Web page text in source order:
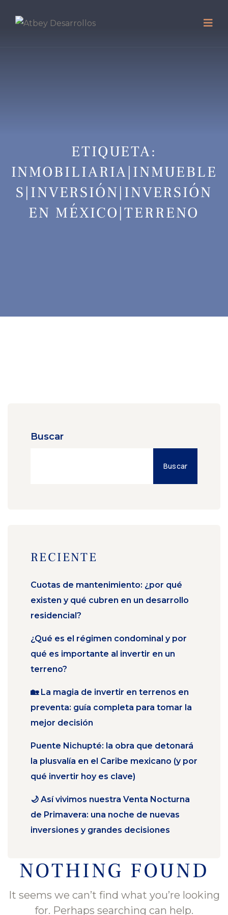
ETIQUETA:
INMOBILIARIA|INMUEBLE
S|INVERSIÓN|INVERSIÓN
EN MÉXICO|TERRENO
NOTHING FOUND
It seems we can’t find what you’re looking
for. Perhaps searching can help.
Buscar
Buscar
RECIENTE
Cuotas de mantenimiento: ¿por qué
existen y qué cubren en un desarrollo
residencial?
¿Qué es el régimen condominal y por
qué es importante al invertir en un
terreno?
🏡 La magia de invertir en terrenos en
preventa: guía completa para tomar la
mejor decisión
Puente Nichupté: la obra que detonará
la plusvalía en el Caribe mexicano (y por
qué invertir hoy es clave)
🌙 Así vivimos nuestra Venta Nocturna
de Primavera: una noche de nuevas
inversiones y grandes decisiones